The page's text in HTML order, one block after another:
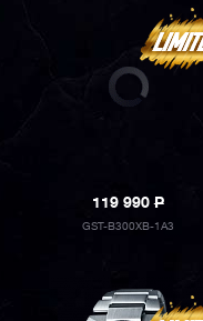
119 990P
GST-B300XB-1A3